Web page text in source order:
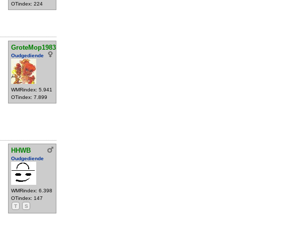
OTindex: 224
GroteMop1983
Oudgediende
WMRindex: 5.941
OTindex: 7.899
HHWB
Oudgediende
WMRindex: 6.398
OTindex: 147
T
S